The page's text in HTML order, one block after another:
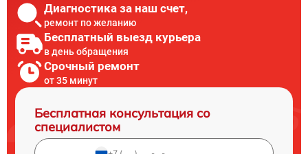
Диагностика за наш счет,
ремонт по желанию
Бесплатный выезд курьера
в день обращения
Срочный ремонт
от 35 минут
Бесплатная консультация со
специалистом